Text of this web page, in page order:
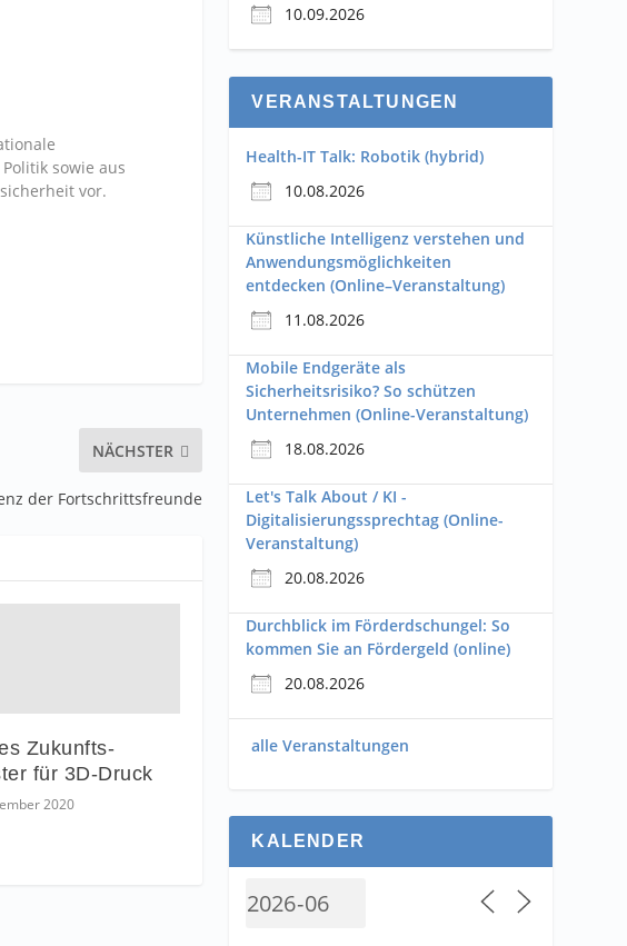
sowie aus
vor.
NÄCHSTER
der Fortschrittsfreunde
Zukunfts-
für 3D-Druck
2020
10.09.2026
VERANSTALTUNGEN
Health-IT Talk: Robotik (hybrid)
10.08.2026
Künstliche Intelligenz verstehen und
Anwendungsmöglichkeiten
entdecken (Online–Veranstaltung)
11.08.2026
Mobile Endgeräte als
Sicherheitsrisiko? So schützen
Unternehmen (Online-Veranstaltung)
18.08.2026
Let's Talk About / KI -
Digitalisierungssprechtag (Online-
Veranstaltung)
20.08.2026
Durchblick im Förderdschungel: So
kommen Sie an Fördergeld (online)
20.08.2026
alle Veranstaltungen
KALENDER